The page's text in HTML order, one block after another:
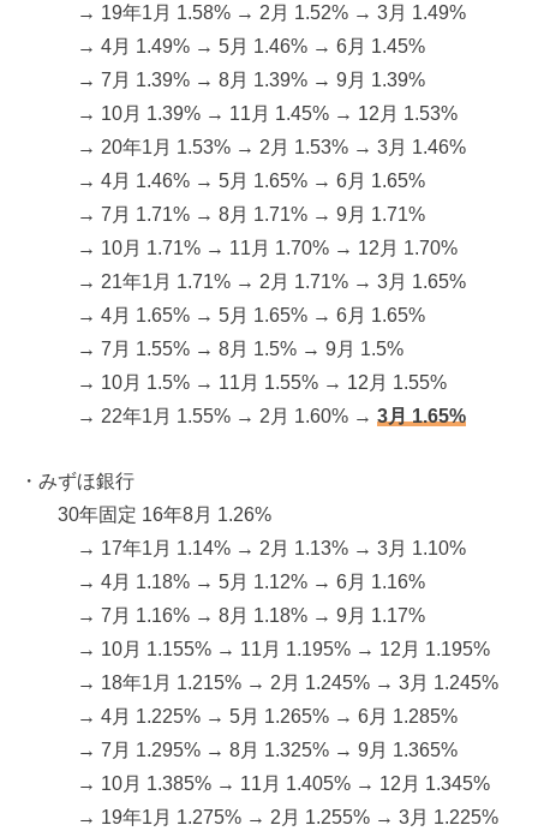
→ 19年1月 1.58% → 2月 1.52% → 3月 1.49%
→ 4月 1.49% → 5月 1.46% → 6月 1.45%
→ 7月 1.39% → 8月 1.39% → 9月 1.39%
→ 10月 1.39% → 11月 1.45% → 12月 1.53%
→ 20年1月 1.53% → 2月 1.53% → 3月 1.46%
→ 4月 1.46% → 5月 1.65% → 6月 1.65%
→ 7月 1.71% → 8月 1.71% → 9月 1.71%
→ 10月 1.71% → 11月 1.70% → 12月 1.70%
→ 21年1月 1.71% → 2月 1.71% → 3月 1.65%
→ 4月 1.65% → 5月 1.65% → 6月 1.65%
→ 7月 1.55% → 8月 1.5% → 9月 1.5%
→ 10月 1.5% → 11月 1.55% → 12月 1.55%
→ 22年1月 1.55% → 2月 1.60% →3月 1.65%
・みずほ銀行
30年固定 16年8月 1.26%
→ 17年1月 1.14% → 2月 1.13% → 3月 1.10%
→ 4月 1.18% → 5月 1.12% → 6月 1.16%
→ 7月 1.16% → 8月 1.18% → 9月 1.17%
→ 10月 1.155% → 11月 1.195% → 12月 1.195%
→ 18年1月 1.215% → 2月 1.245% → 3月 1.245%
→ 4月 1.225% → 5月 1.265% → 6月 1.285%
→ 7月 1.295% → 8月 1.325% → 9月 1.365%
→ 10月 1.385% → 11月 1.405% → 12月 1.345%
→ 19年1月 1.275% → 2月 1.255% → 3月 1.225%